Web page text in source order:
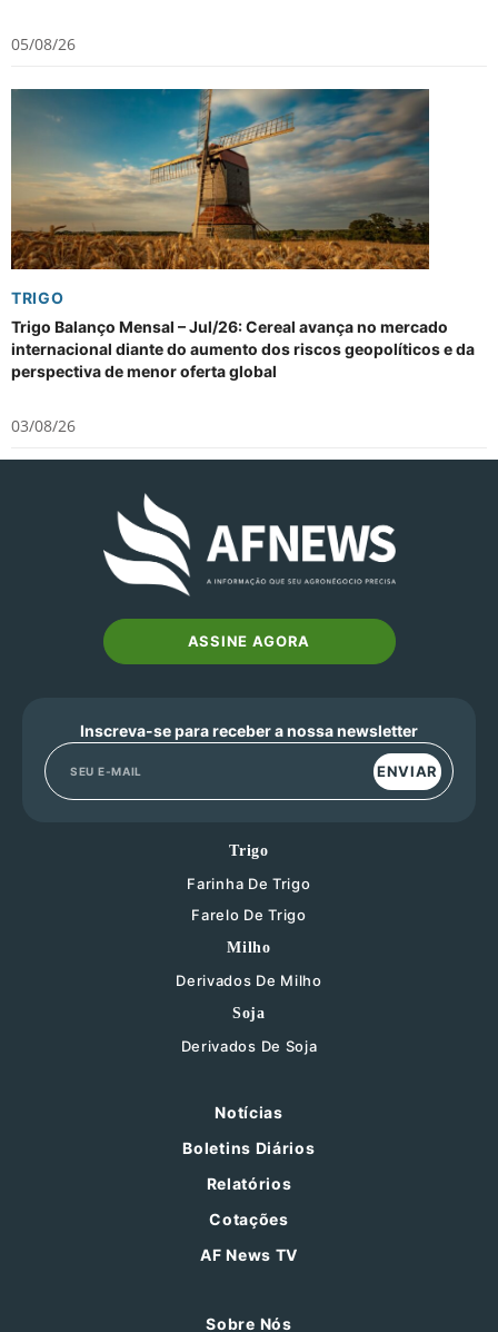
05/08/26
TRIGO
Trigo Balanço Mensal – Jul/26: Cereal avança no mercado
internacional diante do aumento dos riscos geopolíticos e da
perspectiva de menor oferta global
03/08/26
ASSINE AGORA
Inscreva-se para receber a nossa newsletter
ENVIAR
Trigo
Farinha De Trigo
Farelo De Trigo
Milho
Derivados De Milho
Soja
Derivados De Soja
Notícias
Boletins Diários
Relatórios
Cotações
AF News TV
Sobre Nós